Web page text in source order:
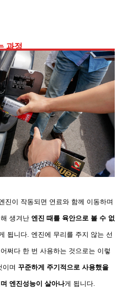
과정
진이 작동되면 연료와 함께 이동하며
생겨난 엔진 때를 육안으로 볼 수 없
됩니다. 엔진에 무리를 주지 않는 선
쩌다 한 번 사용하는 것으로는 이렇
이며 꾸준하게 주기적으로 사용했을
엔진성능이 살아나게 됩니다.